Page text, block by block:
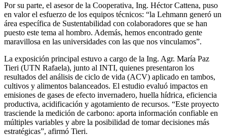
Por su parte, el asesor de la Cooperativa, Ing. Héctor Cattena, puso
en valor el esfuerzo de los equipos técnicos: “la Lehmann generó un
área específica de Sustentabilidad con colaboradores que se han
puesto este tema al hombro. Además, hemos encontrado gente
maravillosa en las universidades con las que nos vinculamos”.
La exposición principal estuvo a cargo de la Ing. Agr. María Paz
Tieri (UTN Rafaela), junto al INTI, quienes presentaron los
resultados del análisis de ciclo de vida (ACV) aplicado en tambos,
cultivos y alimentos balanceados. El estudio evaluó impactos en
emisiones de gases de efecto invernadero, huella hídrica, eficiencia
productiva, acidificación y agotamiento de recursos. “Este proyecto
trasciende la medición de carbono: aporta información confiable en
múltiples variables y abre la posibilidad de tomar decisiones más
estratégicas”, afirmó Tieri.